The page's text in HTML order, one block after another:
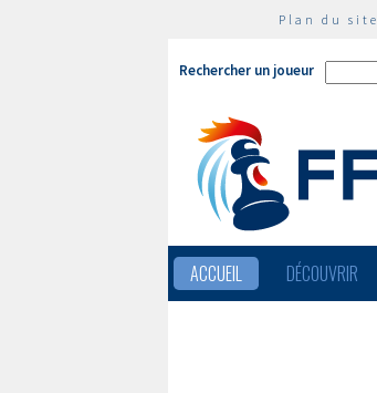
Plan du site
Rechercher un joueur
ACCUEIL DÉCOUVRIR